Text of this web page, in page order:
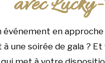
événement en
une soirée de gala ?